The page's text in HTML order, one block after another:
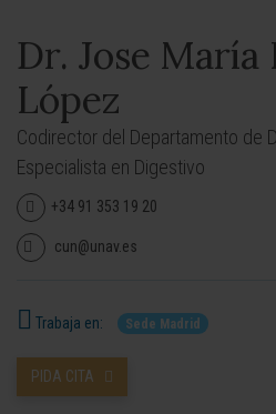
Dr. Jose María
López
Codirector del Departamento de
Especialista en Digestivo
+34 91 353 19 20
cun@unav.es
Trabaja en: Sede Madrid
PIDA CITA